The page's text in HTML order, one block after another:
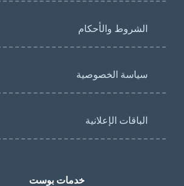
الشروط والأحكام
سياسة الخصوصية
الباقات الإعلانية
خدمات بوست